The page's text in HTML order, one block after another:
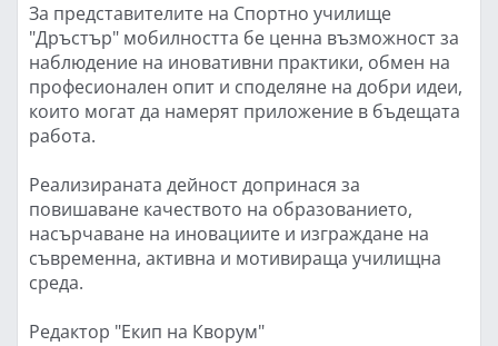
За представителите на Спортно училище
"Дръстър" мобилността бе ценна възможност за
наблюдение на иновативни практики, обмен на
професионален опит и споделяне на добри идеи,
които могат да намерят приложение в бъдещата
работа.
Реализираната дейност допринася за
повишаване качеството на образованието,
насърчаване на иновациите и изграждане на
съвременна, активна и мотивираща училищна
среда.
Редактор "Екип на Кворум"